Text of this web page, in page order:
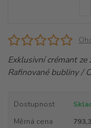
Exklusivní crémant
Rafinované bubliny /
Dostupnost
Měrná cena